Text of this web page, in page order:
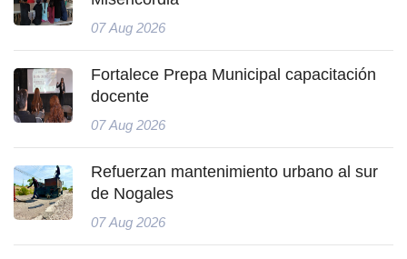
07 Aug 2026
Fortalece Prepa Municipal capacitación
docente
07 Aug 2026
Refuerzan mantenimiento urbano al sur
de Nogales
07 Aug 2026